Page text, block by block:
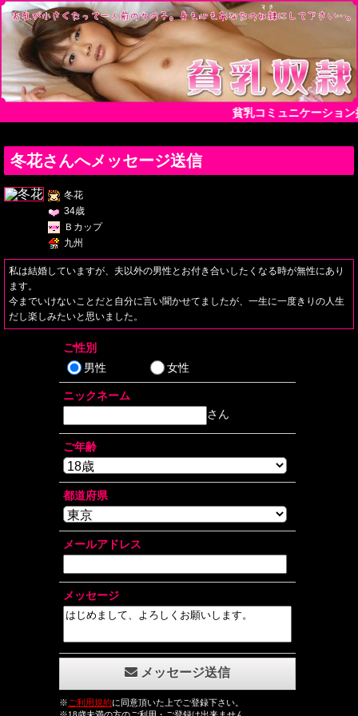
貧乳コミュニケーショ
冬花さんへメッセージ送信
冬花
34歳
Ｂカップ
九州
私は結婚していますが、夫以外の男性とお付き合いしたくなる時が無性にあり
ます。
今までいけないことだと自分に言い聞かせてましたが、一生に一度きりの人生
だし楽しみたいと思いました。